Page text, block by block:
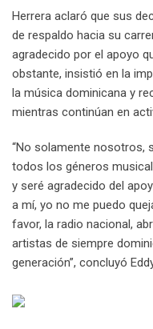
Herrera aclaró que sus
de respaldo hacia su
agradecido por el apoyo
obstante, insistió en la
la música dominicana y
mientras continúan en
“No solamente nosotros,
todos los géneros
y seré agradecido del
a mí, yo no me puedo
favor, la radio nacional,
artistas de siempre
generación”, concluyó